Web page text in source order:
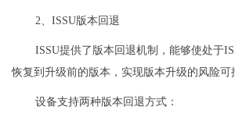
2、ISSU版本回退
ISSU提供了版本回退机制，能够使处于
恢复到升级前的版本，实现版本升级的风险可
设备支持两种版本回退方式：